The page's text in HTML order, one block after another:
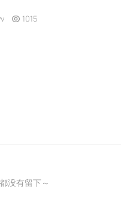
1015
没有留下～